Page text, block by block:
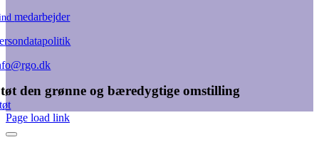
medarbejder
den grønne og bæredygtige omstilling
Page load link